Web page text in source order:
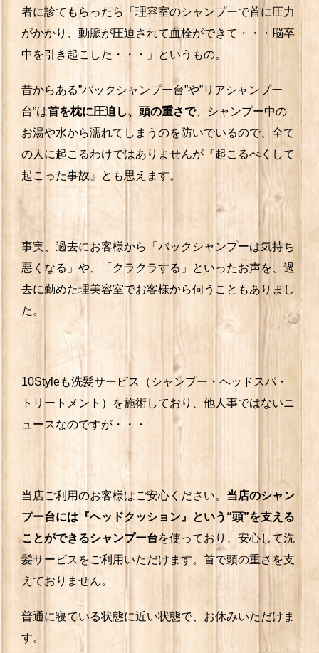
者に診てもらったら「理容室のシャンプーで首に圧力
がかかり、動脈が圧迫されて血栓ができて・・・脳卒
中を引き起こした・・・」というもの。
昔からある”バックシャンプー台”や”リアシャンプー
台”は首を枕に圧迫し、頭の重さで、シャンプー中の
お湯や水から濡れてしまうのを防いでいるので、全て
の人に起こるわけではありませんが『起こるべくして
起こった事故』とも思えます。
事実、過去にお客様から「バックシャンプーは気持ち
悪くなる」や、「クラクラする」といったお声を、過
去に勤めた理美容室でお客様から伺うこともありまし
た。
10Styleも洗髪サービス（シャンプー・ヘッドスパ・
トリートメント）を施術しており、他人事ではないニ
ュースなのですが・・・
当店ご利用のお客様はご安心ください。 当店のシャン
プー台には『ヘッドクッション』という“頭”を支える
ことができるシャンプー台を使っており、安心して洗
髪サービスをご利用いただけます。首で頭の重さを支
えておりません。
普通に寝ている状態に近い状態で、お休みいただけま
す。